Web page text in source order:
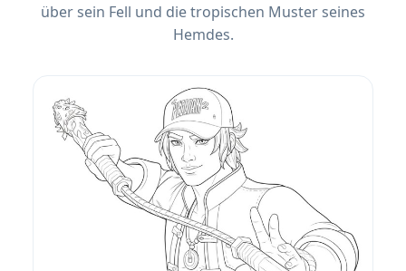
über sein Fell und die tropischen Muster seines
Hemdes.